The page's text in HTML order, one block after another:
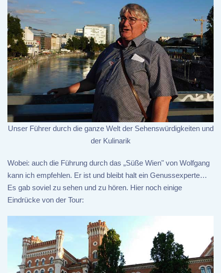
Unser Führer durch die ganze Welt der Sehenswürdigkeiten und
der Kulinarik
Wobei: auch die Führung durch das „Süße Wien" von Wolfgang
kann ich empfehlen. Er ist und bleibt halt ein Genussexperte…
Es gab soviel zu sehen und zu hören. Hier noch einige
Eindrücke von der Tour: